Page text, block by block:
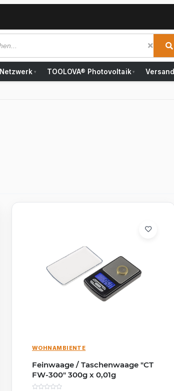
Netzwerk ▾ TOOLOVA® Photovoltaik ▾ Versand
WOHNAMBIENTE
Feinwaage / Taschenwaage "CT
FW-300" 300g x 0,01g